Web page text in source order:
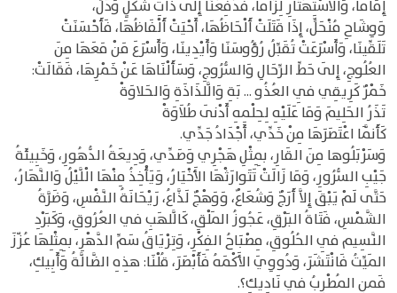
إِمَاماً، وَالاسْتِهْتَارِ لِزَاماً، فَدُفِعْنَا إِلَى ذَاتِ شَكْلٍ وَدَلٍّ،
وَوِشَاحِ مُنْحَلٍّ، إِذَا قَتَلَتْ أَلْحَاظُهَا، أَحْيَتْ أَلْفَاظُهَا، فَأَحْسَنَتْ
تَلَقِّينَا، وَأَسْرَعَتْ تُقَبِّلُ رُؤُوسَنَا وَأَيْدِينَا، وَأَسْرَعَ مَنْ مَعَهَا مِنَ
العُلُوجِ، إِلَى حَطِّ الرِّحَالِ وَالسُّرُوجِ، وَسَأَلْنَاهَا عَنْ خَمْرِهَا، فَقَالَتْ:
خَمْرٌ كَرِيقِي فِي العُذُو ... بَةِ وَالَّلذَاذَةِ وَالحَلاوَةْ
تَذَرُ الحَلِيمَ وَمَا عَلَيْهِ لِحِلْمِهِ أَدْنَى طُلاَوَةْ
كَأَنَّمَا اعْتَصَرَهَا مِنْ خَدِّي، أَجْدَادُ جَدِّي.
وَسَرْبَلُوها مِنَ القَارِ، بِمِثْلِ هَجْرِي وَصَدِّي، وَدِيعَةُ الدُّهُورِ، وَخَبِيئَةُ
جَيْبِ السُّرُورِ، وَمَا زَالَتْ تَتَوارَثْهَا الأَخْيَارُ، وَيَأْخِذُ مِنْهَا الْلَّيْلُ وَالنَّهَارُ،
حَتَّى لَمْ يَبْقَ إِلاَّ أَرَجٌ وَشُعَاعٌ، وَوَهْجٌ لَذَّاعُ، رَيْحَانَةُ النَّفْسِ، وَضَرَّةُ
الشَّمْسِ، فَتَاةُ البَرْقِ، عَجُوزُ المَلْقِ، كَالَّلهَبِ في العُرُوقِ، وَكَبَرْدِ
النَّسِيم فِي الحُلُوقِ، مِصْبَاحُ الفِكْرِ، وَتِرْيَاقُ سَمِّ الدَّهْرِ، بِمِثْلِهَا عُزّزَ
المَيِّتُ فَانْتَشَرَ، وَدُووِيَ الأَكْمَهُ فَأَبْصَرَ، قُلْنَا: هذِهِ الضَّالَّةُ وَأَبِيكِ،
فَمنِ المُطْرِبُ فِي نَادِيكِ؟.